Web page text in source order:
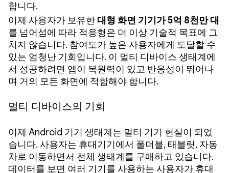
합니다.
이제 사용자가 보유한 대형 화면 기기가 5억 8천만 대
를 넘어섬에 따라 적응형은 더 이상 기술적 목표에 그
치지 않습니다. 참여도가 높은 사용자에게 도달할 수
있는 엄청난 기회입니다. 이 멀티 디바이스 생태계에
서 성공하려면 앱이 복원력이 있고 반응성이 뛰어나
며 거의 모든 화면에 적합해야 합니다.
멀티 디바이스의 기회
이제 Android 기기 생태계는 멀티 기기 현실이 되었
습니다. 사용자는 휴대기기에서 폴더블, 태블릿, 자동
차로 이동하면서 전체 생태계를 구매하고 있습니다.
데이터를 보면 여러 기기를 사용하는 사용자가 휴대